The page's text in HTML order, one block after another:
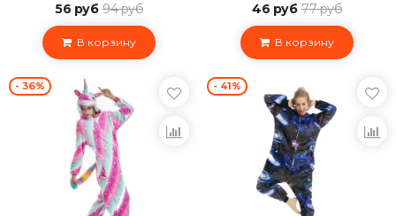
56 руб 94 руб
В корзину
46 руб 77 руб
В корзину
- 36% - 41%